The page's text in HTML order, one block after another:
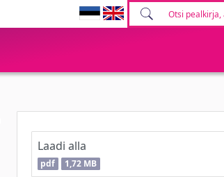
Laadi alla
pdf 1,72 MB